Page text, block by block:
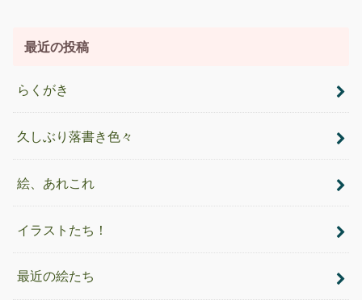
最近の投稿
らくがき
久しぶり落書き色々
絵、あれこれ
イラストたち！
最近の絵たち